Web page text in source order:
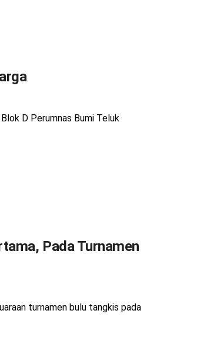
D Perumnas Bumi Teluk
Pada Turnamen
turnamen bulu tangkis pada